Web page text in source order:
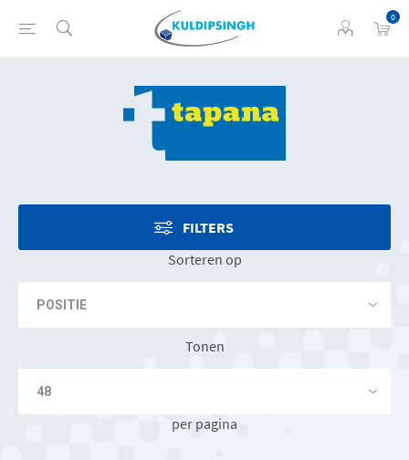
0
FILTERS
Sorteren op
Tonen
per pagina